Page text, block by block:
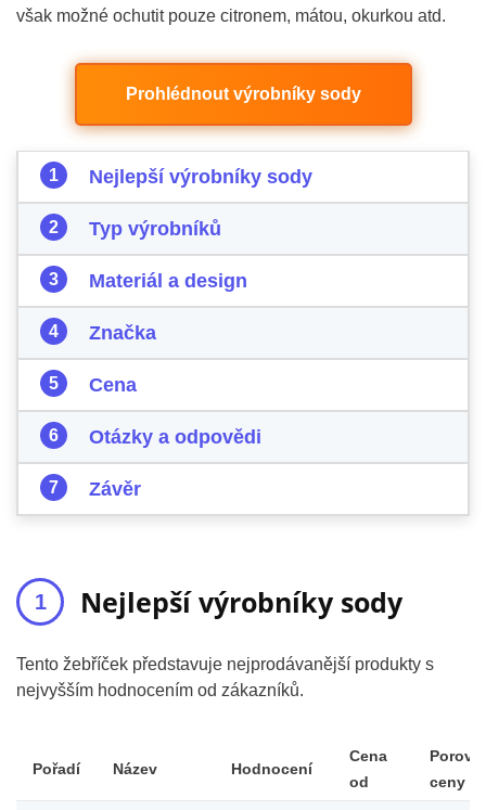
však možné ochutit pouze citronem, mátou, okurkou atd.
Prohlédnout výrobníky sody
Nejlepší výrobníky sody
Typ výrobníků
Materiál a design
Značka
Cena
Otázky a odpovědi
Závěr
Nejlepší výrobníky sody
Tento žebříček představuje nejprodávanější produkty s
nejvyšším hodnocením od zákazníků.
Pořadí Název Hodnocení
Cena
od
ceny